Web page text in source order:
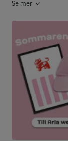
Se mer